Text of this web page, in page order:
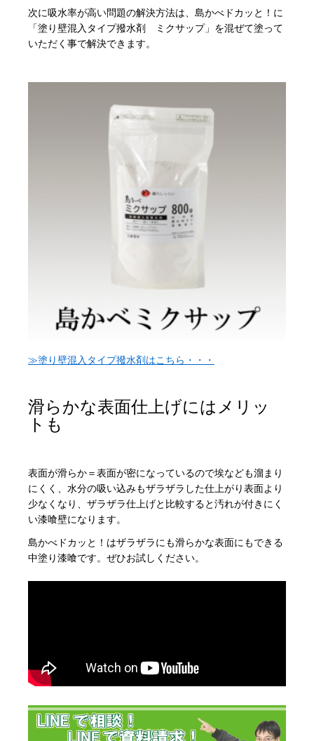
次に吸水率が高い問題の解決方法は、島かべドカッと！に
「塗り壁混入タイプ撥水剤 ミクサップ」を混ぜて塗って
いただく事で解決できます。
≫塗り壁混入タイプ撥水剤はこちら・・・
滑らかな表面仕上げにはメリッ
トも
表面が滑らか＝表面が密になっているので埃なども溜まり
にくく、水分の吸い込みもザラザラした仕上がり表面より
少なくなり、ザラザラ仕上げと比較すると汚れが付きにく
い漆喰壁になります。
島かべドカッと！はザラザラにも滑らかな表面にもできる
中塗り漆喰です。ぜひお試しください。